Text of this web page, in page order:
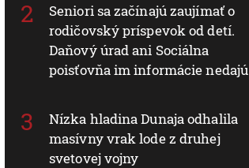
Seniori sa začínajú zaujímať o
rodičovský príspevok od detí.
Daňový úrad ani Sociálna
poisťovňa im informácie nedajú
Nízka hladina Dunaja odhalila
masívny vrak lode z druhej
svetovej vojny